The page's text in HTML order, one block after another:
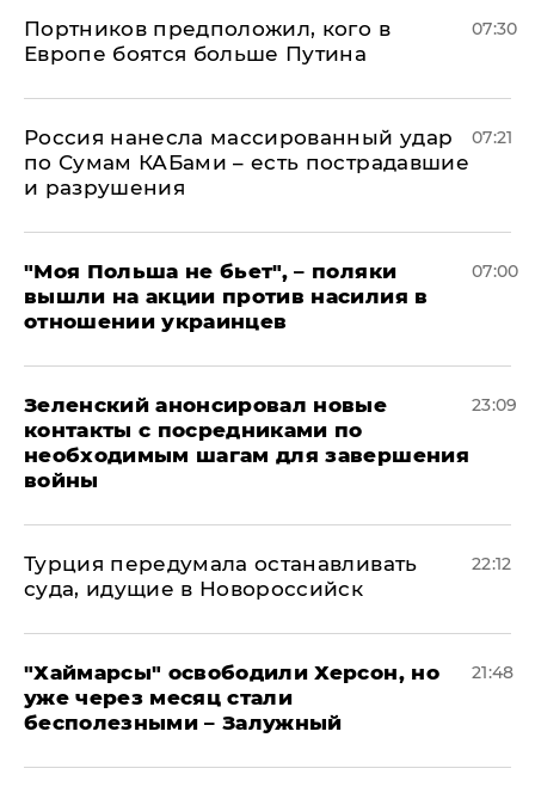
Портников предположил, кого в
Европе боятся больше Путина
07:30
Россия нанесла массированный удар
по Сумам КАБами – есть пострадавшие
и разрушения
07:21
"Моя Польша не бьет", – поляки
вышли на акции против насилия в
отношении украинцев
07:00
Зеленский анонсировал новые
контакты с посредниками по
необходимым шагам для завершения
войны
23:09
Турция передумала останавливать
суда, идущие в Новороссийск
22:12
"Хаймарсы" освободили Херсон, но
уже через месяц стали
бесполезными – Залужный
21:48